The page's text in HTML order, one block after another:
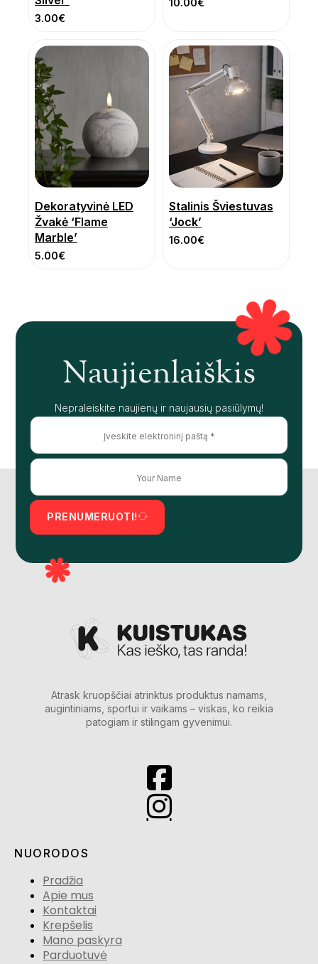
3.00€
Dekoratyvinė LED
Žvakė ‘Flame
Marble’
5.00€
Stalinis Šviestuvas
‘Jock’
16.00€
Naujienlaiškis
Nepraleiskite naujienų ir naujausių pasiūlymų!
PRENUMERUOTI!
Atrask kruopščiai atrinktus produktus namams,
augintiniams, sportui ir vaikams – viskas, ko reikia
patogiam ir stilingam gyvenimui.
NUORODOS
Pradžia
Apie mus
Kontaktai
Krepšelis
Mano paskyra
Parduotuvė